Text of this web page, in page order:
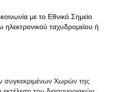
με το Εθνικό Σημείο
ηλεκτρονικού ταχυδρομείου ή
συγκεκριμένων Χωρών της